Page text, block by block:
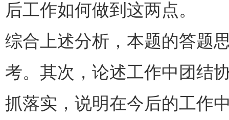
后工作如何做到这两点。
综合上述分析，本题的答题
考。其次，论述工作中团结
抓落实，说明在今后的工作